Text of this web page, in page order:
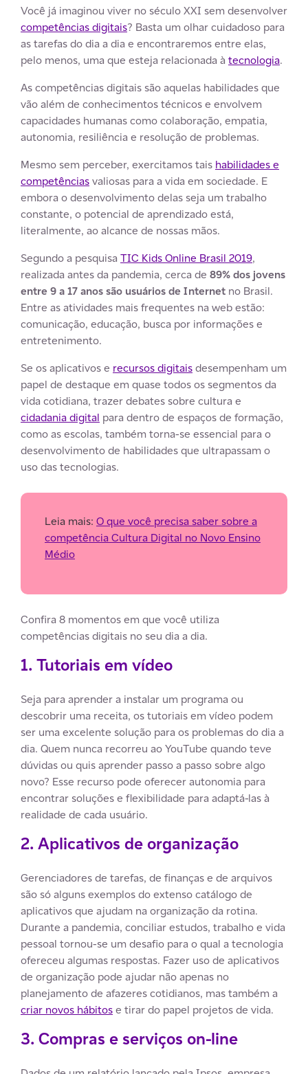
Você já imaginou viver no século XXI sem desenvolver
competências digitais? Basta um olhar cuidadoso para
as tarefas do dia a dia e encontraremos entre elas,
pelo menos, uma que esteja relacionada à tecnologia.
As competências digitais são aquelas habilidades que
vão além de conhecimentos técnicos e envolvem
capacidades humanas como colaboração, empatia,
autonomia, resiliência e resolução de problemas.
Mesmo sem perceber, exercitamos tais habilidades e
competênciasvaliosas para a vida em sociedade. E
embora o desenvolvimento delas seja um trabalho
constante, o potencial de aprendizado está,
literalmente, ao alcance de nossas mãos.
Segundo a pesquisa TIC Kids Online Brasil 2019,
realizada antes da pandemia, cerca de 89% dos jovens
entre 9 a 17 anos são usuários de Internet no Brasil.
Entre as atividades mais frequentes na web estão:
comunicação, educação, busca por informações e
entretenimento.
Se os aplicativos e recursos digitaisdesempenham um
papel de destaque em quase todos os segmentos da
vida cotidiana, trazer debates sobre cultura e
cidadania digital para dentro de espaços de formação,
como as escolas, também torna-se essencial para o
desenvolvimento de habilidades que ultrapassam o
uso das tecnologias.
Leia mais: O que você precisa saber sobre a
competência Cultura Digital no Novo Ensino
Médio
Confira 8 momentos em que você utiliza
competências digitais no seu dia a dia.
1. Tutoriais em vídeo
Seja para aprender a instalar um programa ou
descobrir uma receita, os tutoriais em vídeo podem
ser uma excelente solução para os problemas do dia a
dia. Quem nunca recorreu ao YouTube quando teve
dúvidas ou quis aprender passo a passo sobre algo
novo? Esse recurso pode oferecer autonomia para
encontrar soluções e flexibilidade para adaptá-las à
realidade de cada usuário.
2. Aplicativos de organização
Gerenciadores de tarefas, de finanças e de arquivos
são só alguns exemplos do extenso catálogo de
aplicativos que ajudam na organização da rotina.
Durante a pandemia, conciliar estudos, trabalho e vida
pessoal tornou-se um desafio para o qual a tecnologia
ofereceu algumas respostas. Fazer uso de aplicativos
de organização pode ajudar não apenas no
planejamento de afazeres cotidianos, mas também a
criar novos hábitose tirar do papel projetos de vida.
3. Compras e serviços on-line